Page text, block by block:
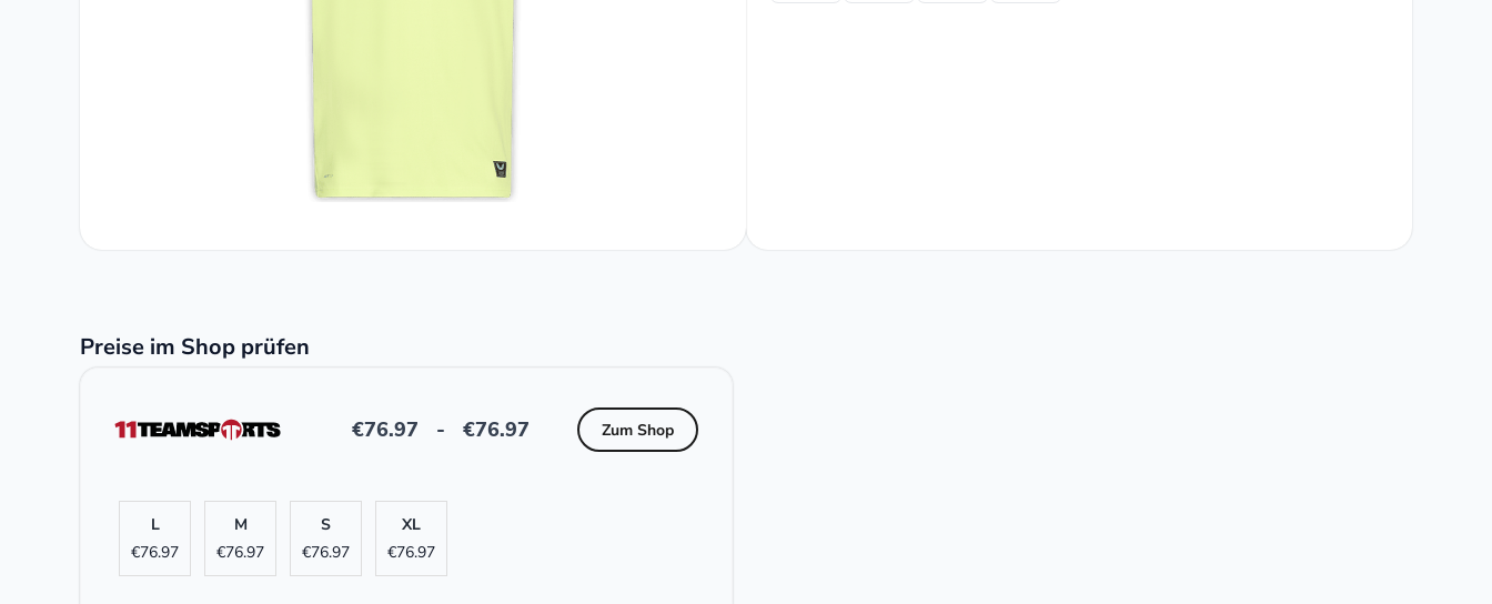
Preise im Shop prüfen
€76.97 - €76.97 Zum Shop
L
€76.97
M
€76.97
S
€76.97
XL
€76.97